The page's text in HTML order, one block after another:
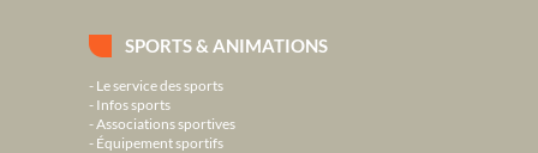
SPORTS & ANIMATIONS
Le service des sports
Infos sports
Associations sportives
Équipement sportifs